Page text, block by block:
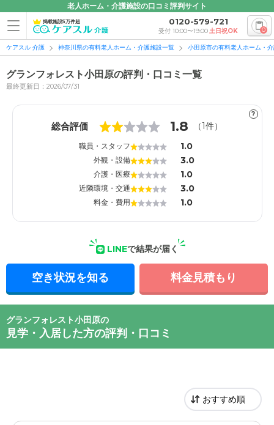
老人ホーム・介護施設の口コミ評判サイト
掲載施設5万件超 0120-579-721
受付 10:00〜19:00土日祝OK 0
ケアスル 介護 神奈川県の有料老人ホーム・介護施設一覧 小田原市の有料老人ホーム・
グランフォレスト小田原の評判・口コミ一覧
最終更新日：2026/07/31
?
総合評価 1.8 （1件）
職員・スタッフ 1.0
外観・設備 3.0
介護・医療 1.0
近隣環境・交通 3.0
料金・費用 1.0
LINEで結果が届く
空き状況を知る 料金見積もり
グランフォレスト小田原の
見学・入居した方の評判・口コミ